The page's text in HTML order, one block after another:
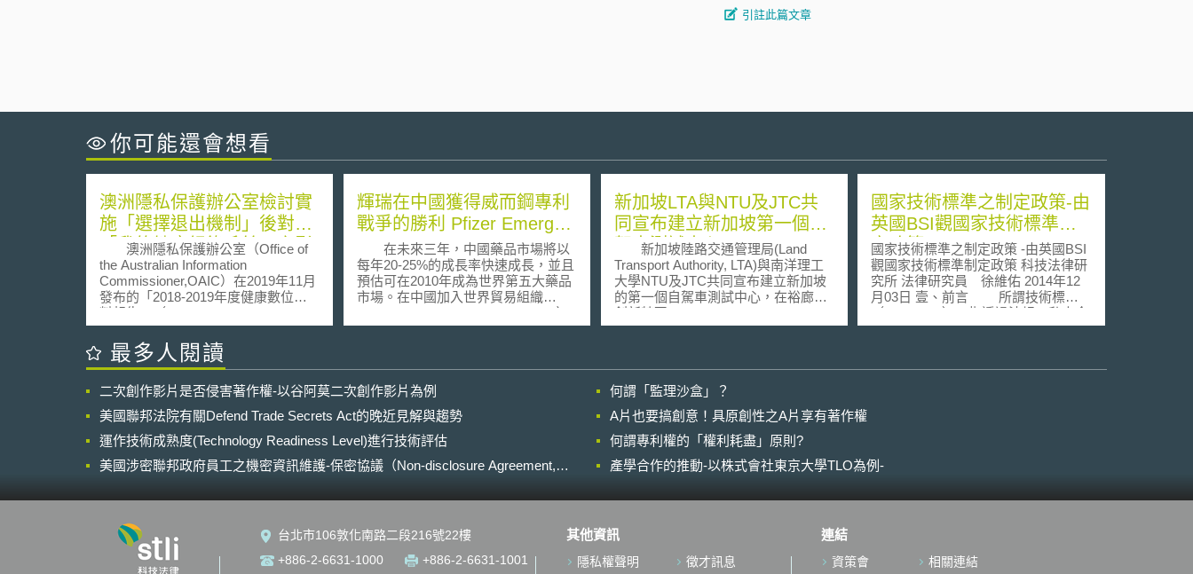
引註此篇文章
你可能還會想看
澳洲隱私保護辦公室檢討實
施「選擇退出機制」後對
「我的健康紀錄系統」之影
響
澳洲隱私保護辦公室（Office of
the Australian Information
Commissioner,OAIC）在2019年11月
發布的「2018-2019年度健康數位資
料報告」（Annual Report of the
Australian Information
Commissioner’s activities in relation
to digital health 2018–19），主要說明
（opt-out）後，對「我的健康紀錄系
統」（My Health Record System）
（下稱系統）發生的影響，以及有將
近1成的國民大量選擇退出系統，造成
系統的醫療健康資料統計困難之檢
討。 OAIC認為會發生國民大量
政府對系統資料保護及不清楚系統使
用功能有關，因此提出年度報告，內
容如下: 一、改善民眾對醫療資料保護
的不信任，例如對醫療業者，開發保
護病患隱私的指導教材，防止、外洩
輝瑞在中國獲得威而鋼專利
戰爭的勝利 Pfizer Emerges
Victorious in China Viagra
Patent Battle
在未來三年，中國藥品市場將以
每年20-25%的成長率快速成長，並且
預估可在2010年成為世界第五大藥品
市場。在中國加入世界貿易組織
(World Trade Organization, WTO)之
後，其廣大的市場以及商機吸引了許
複製產品仍然主宰其藥品市場。
在歷經六年的法律戰爭後，輝瑞終於
在中國成功地捍衛其關於陽痿治療藥
物Viagra的專利權。根據報導，北京
高等人民法院已駁回來自12家本土製
藥廠所提出的專利異議案，並且同意
2014年為止。 輝瑞於1994年提出
申請。歷經七年的審查，中國知識產
權局於2001年核准該專利申請案。隨
後，12家本土製藥廠提出了該專利的
新加坡LTA與NTU及JTC共
同宣布建立新加坡第一個自
駕車測試中心
新加坡陸路交通管理局(Land
Transport Authority, LTA)與南洋理工
大學NTU及JTC共同宣布建立新加坡
的第一個自駕車測試中心，在裕廊東
創新特區(Jurong Innovation
District)。 其中心設立的目的為
CETRAN)建立自駕車試驗標準與認
證。自2015年來新加坡已逐步建立道
路駕駛場域，但此為第一個自駕車測
試中心。 此自駕車測試中心的特
點在於其充分模擬道路之建設，使自
駕車輛可測試與其他車輛或道路基礎
計並複製模擬真實道路環境。 包
信號發射器； 2. 下雨模擬器；3.洪水
模擬器；4. 模擬大樓阻隔，以模擬衛
星受干擾的情況； 5. 彎道；6. 道路突
國家技術標準之制定政策-由
英國BSI觀國家技術標準制
定政策
國家技術標準之制定政策 -由英國BSI
觀國家技術標準制定政策 科技法律研
究所 法律研究員 徐維佑 2014年12
月03日 壹、前言 所謂技術標準
（standards），指透過法規、私人企
業、或者產業慣例形成的統一技術或
符合人體食用的健康安全標準。
制定技術標準不但具有降低生產成
增進公共健康及安全等優點，更是國
佔市場的利器。 貳、英國國家標準制
最多人閱讀
二次創作影片是否侵害著作權-以谷阿莫二次創作影片為例
何謂「監理沙盒」？
美國聯邦法院有關Defend Trade Secrets Act的晚近見解與趨勢
A片也要搞創意！具原創性之A片享有著作權
運作技術成熟度(Technology Readiness Level)進行技術評估
何謂專利權的「權利耗盡」原則?
美國涉密聯邦政府員工之機密資訊維護-保密協議（Non-disclosure Agreement,
產學合作的推動-以株式會社東京大學TLO為例-
台北市106敦化南路二段216號22樓
+886-2-6631-1000
+886-2-6631-1001
其他資訊
隱私權聲明 徵才訊息
連結
資策會 相關連結